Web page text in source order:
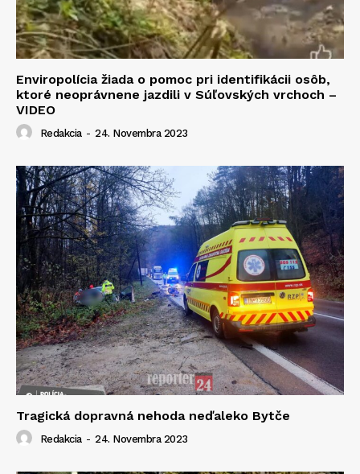
Enviropolícia žiada o pomoc pri identifikácii osôb,
ktoré neoprávnene jazdili v Súľovských vrchoch –
VIDEO
Redakcia - 24. Novembra 2023
Tragická dopravná nehoda neďaleko Bytče
Redakcia - 24. Novembra 2023